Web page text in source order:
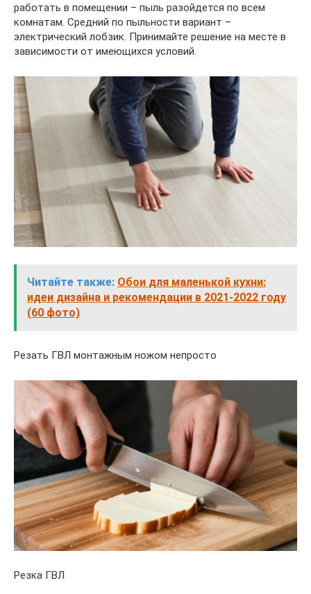
работать в помещении – пыль разойдется по всем
комнатам. Средний по пыльности вариант –
электрический лобзик. Принимайте решение на месте в
зависимости от имеющихся условий.
Читайте также: Обои для маленькой кухни:
идеи дизайна и рекомендации в 2021-2022 году
(60 фото)
Резать ГВЛ монтажным ножом непросто
Резка ГВЛ